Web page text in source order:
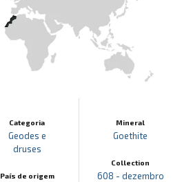
Categoria
Geodes e
druses
País de origem
Mineral
Goethite
Collection
608 - dezembro